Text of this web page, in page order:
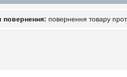
повернення товару